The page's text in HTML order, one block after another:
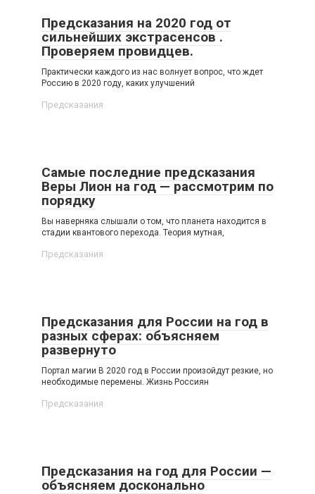
Предсказания на 2020 год от
сильнейших экстрасенсов .
Проверяем провидцев.
Практически каждого из нас волнует вопрос, что ждет
Россию в 2020 году, каких улучшений
Предсказания
Самые последние предсказания
Веры Лион на год — рассмотрим по
порядку
Вы наверняка слышали о том, что планета находится в
стадии квантового перехода. Теория мутная,
Предсказания
Предсказания для России на год в
разных сферах: объясняем
развернуто
Портал магии В 2020 год в России произойдут резкие, но
необходимые перемены. Жизнь Россиян
Предсказания
Предсказания на год для России —
объясняем досконально